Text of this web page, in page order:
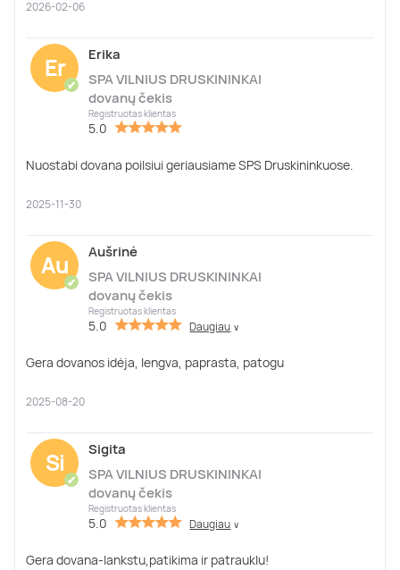
2026-02-06
Er
✔
Erika
SPA VILNIUS DRUSKININKAI
dovanų čekis
Registruotas klientas
5.0
Nuostabi dovana poilsiui geriausiame SPS Druskininkuose.
2025-11-30
Au
✔
Aušrinė
SPA VILNIUS DRUSKININKAI
dovanų čekis
Registruotas klientas
5.0 Daugiau ∨
Gera dovanos idėja, lengva, paprasta, patogu
2025-08-20
Si
✔
Sigita
SPA VILNIUS DRUSKININKAI
dovanų čekis
Registruotas klientas
5.0 Daugiau ∨
Gera dovana-lankstu,patikima ir patrauklu!